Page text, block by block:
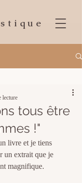
tous être
!"
lecture
livre et je tiens
un extrait que je
magnifique.